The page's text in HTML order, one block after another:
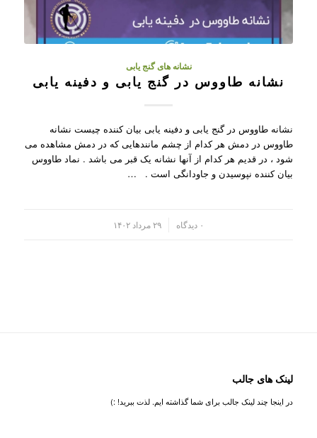
نشانه های گنج یابی
نشانه طاووس در گنج یابی و دفینه یابی
نشانه طاووس در گنج یابی و دفینه یابی بیان کننده چیست نشانه
طاووس در دمش هر کدام از چشم مانندهایی که در دمش مشاهده می
شود ، در قدیم هر کدام از آنها نشانه یک قبر می باشد . نماد طاووس
بیان کننده نپوسیدن و جاودانگی است . …
۰ دیدگاه ۲۹ مرداد ۱۴۰۲
لینک های جالب
در اینجا چند لینک جالب برای شما گذاشته ایم. لذت ببرید! :)